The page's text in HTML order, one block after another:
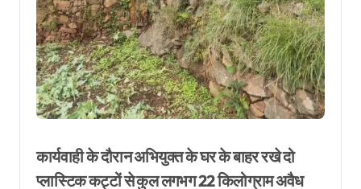
कार्यवाही के दौरान अभियुक्त के घर के बाहर रखे दो
प्लास्टिक कट्टों से कुल लगभग 22 किलोग्राम अवैध